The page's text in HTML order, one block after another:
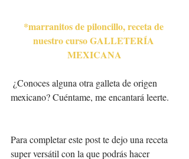
*marranitos de piloncillo, receta de
nuestro curso GALLETERÍA
MEXICANA
mexicano? Cuéntame, me encantará leerte.
Para completar este post te dejo una receta
super versátil con la que podrás hacer